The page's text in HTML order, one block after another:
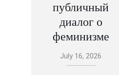
публичный
диалог о
феминизме
July 16, 2026